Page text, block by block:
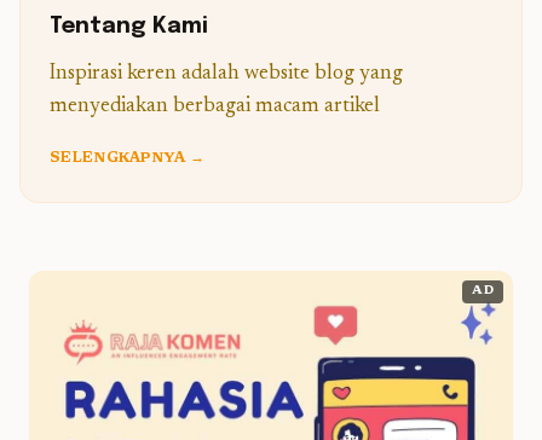
Tentang Kami
Inspirasi keren adalah website blog yang
menyediakan berbagai macam artikel
SELENGKAPNYA →
AD